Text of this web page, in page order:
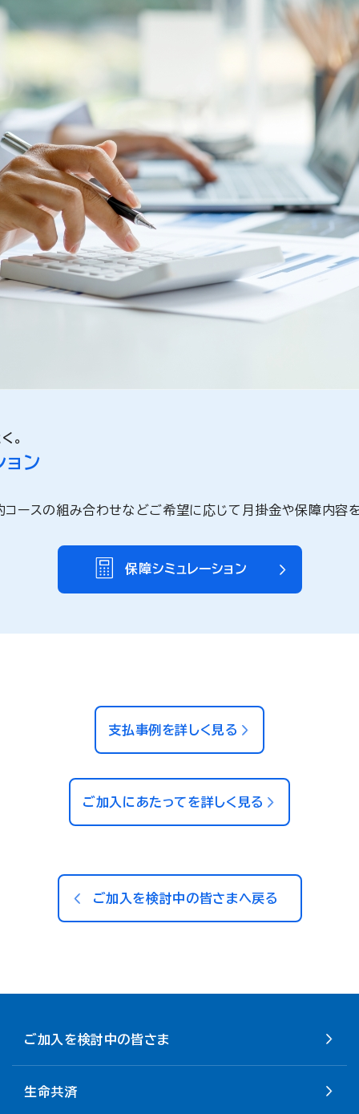
。
ョン
コースの組み合わせなどご希望に応じて月掛金や保障内容を
保障シミュレーション
支払事例を詳しく見る
ご加入にあたってを詳しく見る
ご加入を検討中の皆さまへ戻る
ご加入を検討中の皆さま
生命共済